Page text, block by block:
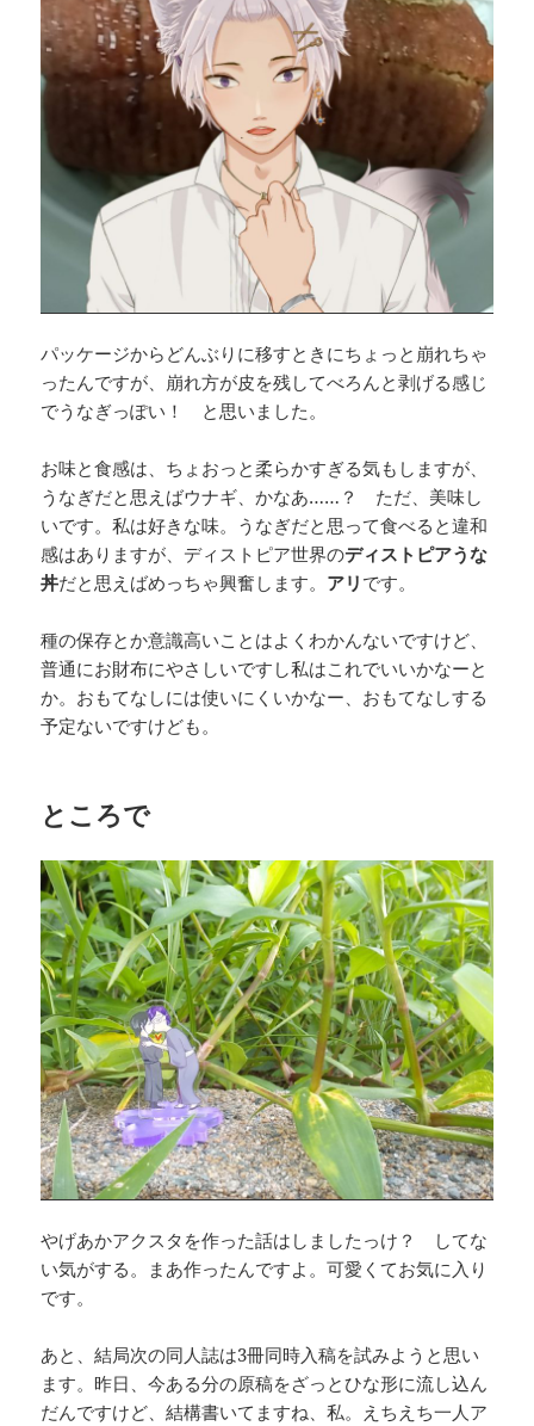
パッケージからどんぶりに移すときにちょっと崩れちゃ
ったんですが、崩れ方が皮を残してべろんと剥げる感じ
でうなぎっぽい！ と思いました。
お味と食感は、ちょおっと柔らかすぎる気もしますが、
うなぎだと思えばウナギ、かなあ……？ ただ、美味し
いです。私は好きな味。うなぎだと思って食べると違和
感はありますが、ディストピア世界のディストピアうな
丼だと思えばめっちゃ興奮します。 アリ です。
種の保存とか意識高いことはよくわかんないですけど、
普通にお財布にやさしいですし私はこれでいいかなーと
か。おもてなしには使いにくいかなー、おもてなしする
予定ないですけども。
ところで
やげあかアクスタを作った話はしましたっけ？ してな
い気がする。まあ作ったんですよ。可愛くてお気に入り
です。
あと、結局次の同人誌は3冊同時入稿を試みようと思い
ます。昨日、今ある分の原稿をざっとひな形に流し込ん
だんですけど、結構書いてますね、私。えちえち一人ア